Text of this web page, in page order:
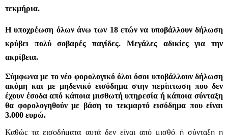
τεκμήρια.
Η υποχρέωση όλων άνω των 18 ετών να υποβάλλουν δήλωση
κρύβει πολύ σοβαρές παγίδες. Μεγάλες αδικίες για την
ακρίβεια.
Σύμφωνα με το νέο φορολογικό όλοι όσοι υποβάλλουν δήλωση
ακόμη και με μηδενικό εισόδημα στην περίπτωση που δεν
έχουν έσοδα από κάποια μισθωτή υπηρεσία ή κάποια σύνταξη
θα φορολογηθούν με βάση το τεκμαρτό εισόδημα που είναι
3.000 ευρώ.
Καθώς τα εισοδήματα αυτά δεν είναι από μισθό ή σύνταξη η